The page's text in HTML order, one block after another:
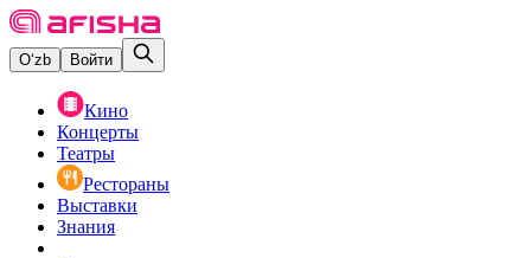
O‘zb Войти
Кино
Концерты
Театры
Рестораны
Выставки
Знания